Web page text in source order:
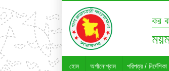
কর
হোম অর্গানোগ্রাম পরিপত্র / নির্দেশিকা